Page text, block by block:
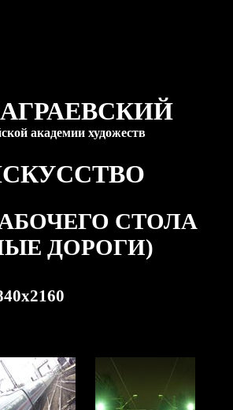
академии художеств
СТОЛА
ДОРОГИ)
x2160